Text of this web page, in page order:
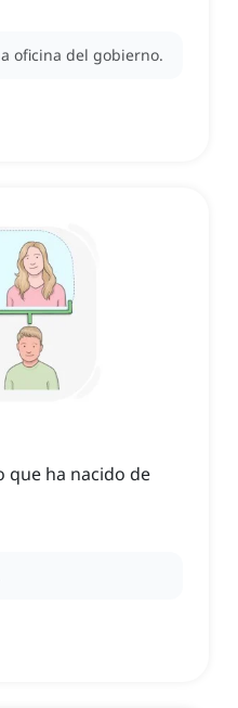
oficina del gobierno.
que ha nacido de